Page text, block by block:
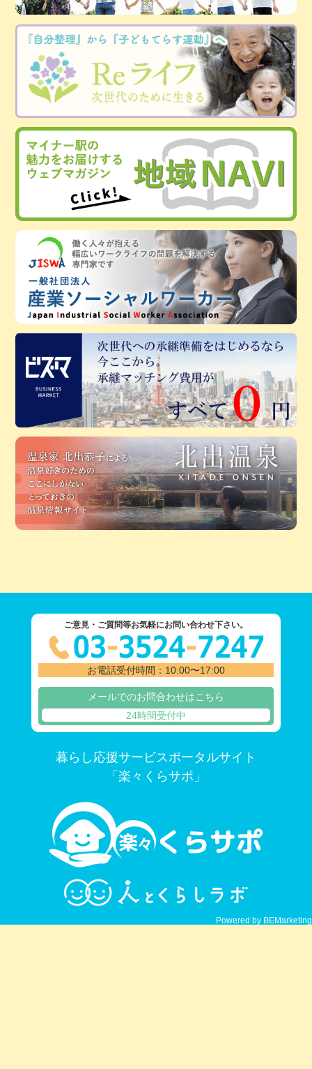
ご意見・ご質問等お気軽にお問い合わせ下さい。
お電話受付時間：10:00〜17:00
メールでのお問合わせはこちら
24時間受付中
暮らし応援サービスポータルサイト
「楽々くらサポ」
Powered by BEMarketing